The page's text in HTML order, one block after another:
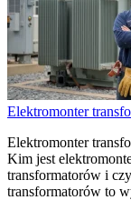
Elektromonter
Elektromonter
Kim jest
transformatorów i
transformatorów to